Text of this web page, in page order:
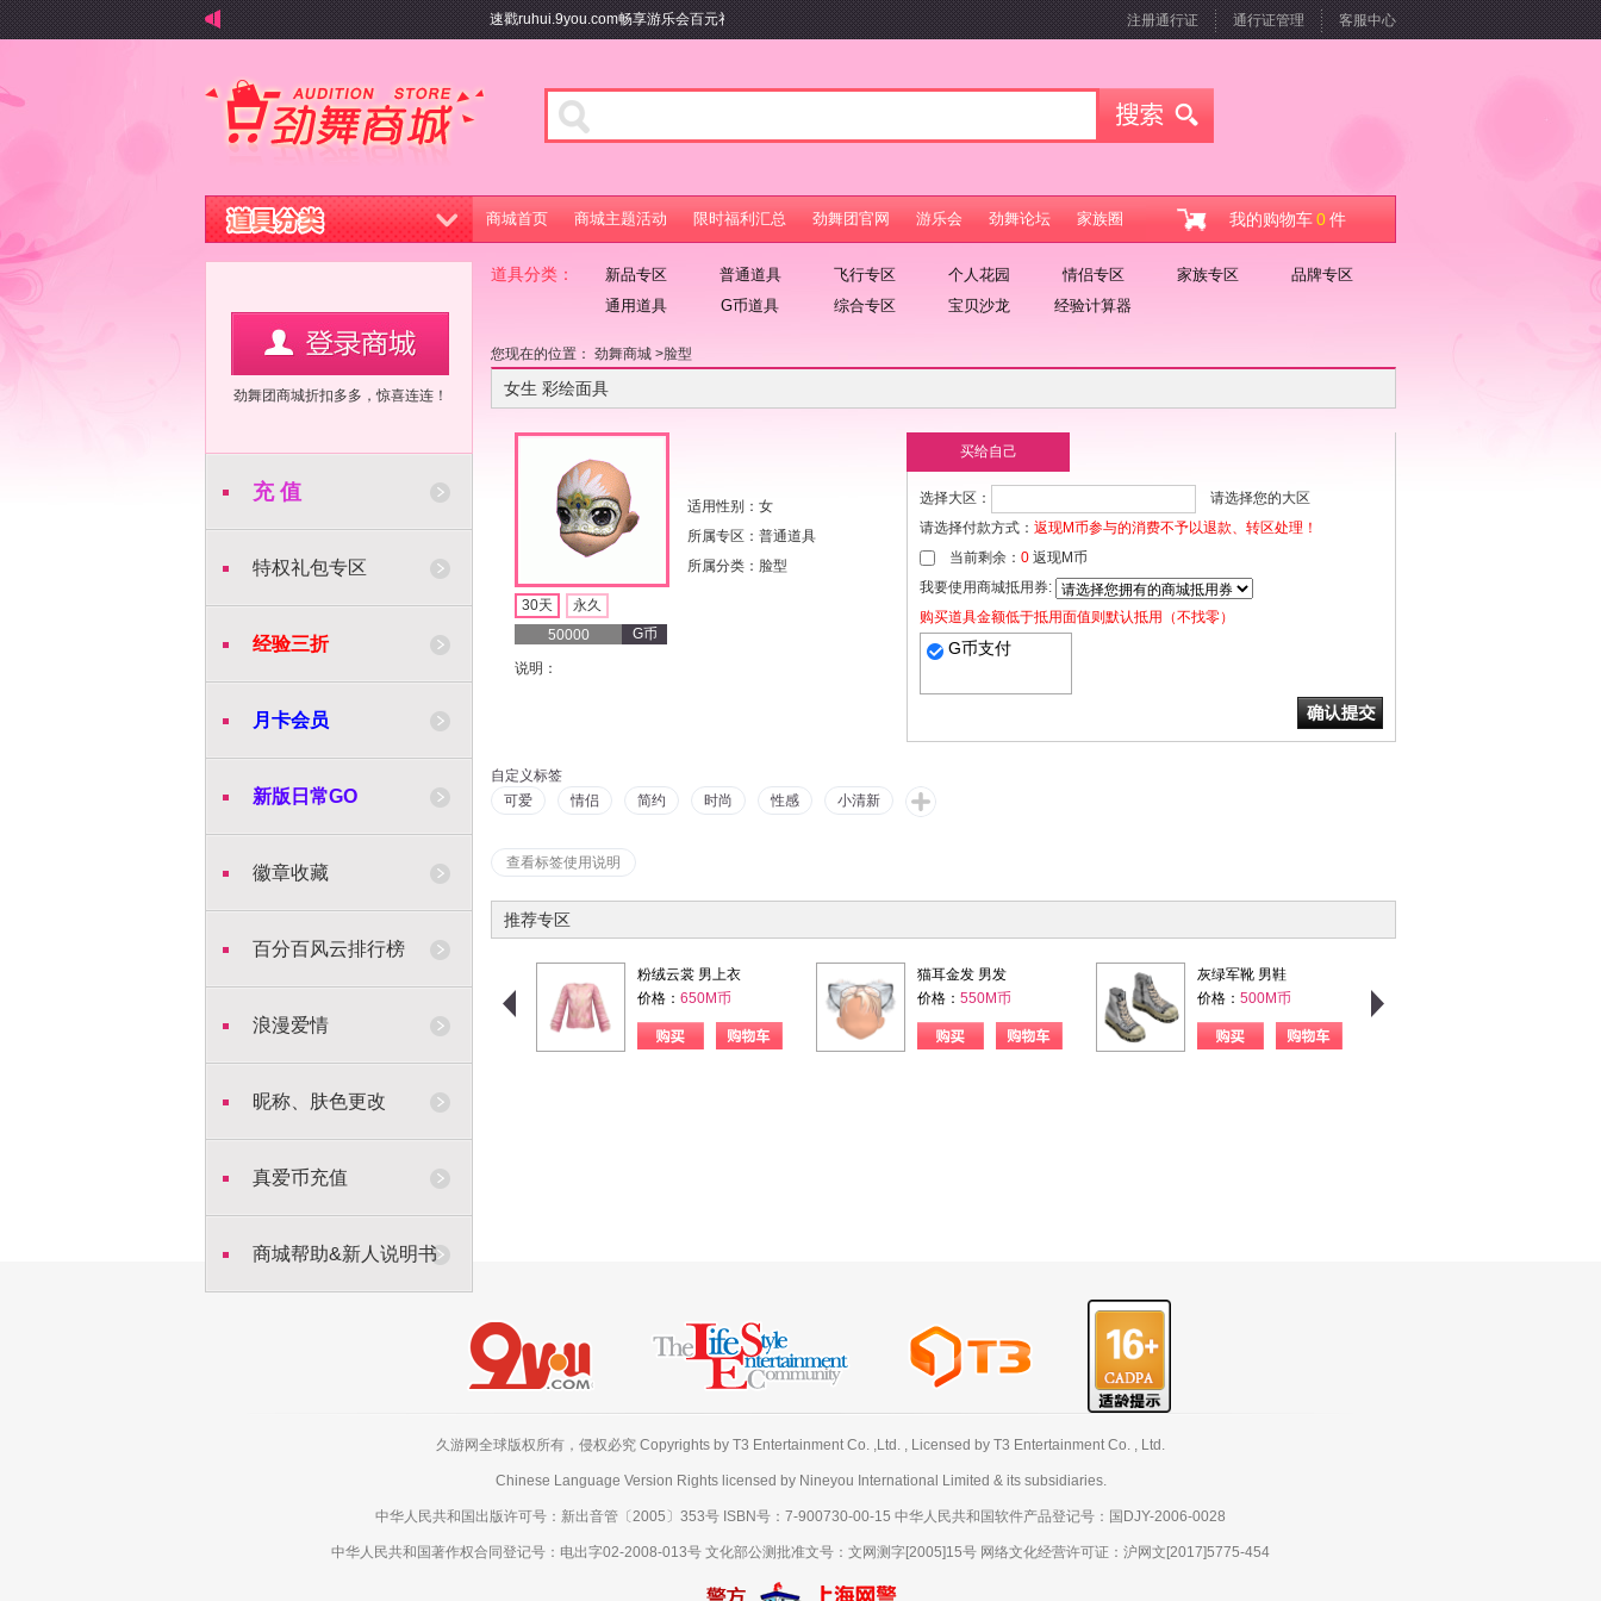
速戳ruhui.9you.com畅享游乐会百元礼包及游戏特权 注册通行证 通行证管理 客服中心
商城首页 商城主题活动 限时福利汇总 劲舞团官网 游乐会 劲舞论坛 家族圈 我的购物车0件
劲舞团商城折扣多多，惊喜连连！
充 值
特权礼包专区
经验三折
月卡会员
新版日常GO
徽章收藏
百分百风云排行榜
浪漫爱情
昵称、肤色更改
真爱币充值
商城帮助&新人说明书
道具分类： 新品专区 普通道具 飞行专区 个人花园 情侣专区 家族专区
品牌专区
通用道具
G币道具 综合专区 宝贝沙龙 经验计算器
您现在的位置： 劲舞商城 >脸型
女生 彩绘面具
30天
永久
G币
50000
适用性别：女
所属专区：普通道具
所属分类：脸型
说明：
买给自己
选择大区：
请选择您的大区
请选择付款方式： 返现M币参与的消费不予以退款、转区处理！
当前剩余： 0 返现M币
我要使用商城抵用券:
购买道具金额低于抵用面值则默认抵用（不找零）
G币支付
自定义标签
可爱
情侣 简约 时尚 性感 小清新
查看标签使用说明
推荐专区
粉绒云裳 男上衣
价格： 650M币
猫耳金发 男发
价格： 550M币
灰绿军靴 男鞋
价格： 500M币
购买 购物车 购物车 购物车 购物车
久游网全球版权所有，侵权必究 Copyrights by T3 Entertainment Co. ,Ltd. , Licensed by T3 Entertainment Co. , Ltd.
Chinese Language Version Rights licensed by Nineyou International Limited & its subsidiaries.
中华人民共和国出版许可号：新出音管〔2005〕353号 ISBN号：7-900730-00-15 中华人民共和国软件产品登记号：国DJY-2006-0028
中华人民共和国著作权合同登记号：电出字02-2008-013号 文化部公测批准文号：文网测字[2005]15号 网络文化经营许可证：沪网文[2017]5775-454